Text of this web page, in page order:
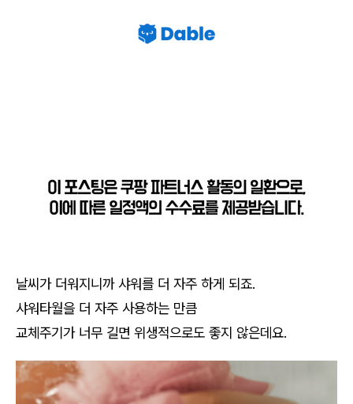
날씨가 더워지니까 샤워를 더 자주 하게 되죠.
샤워타월을 더 자주 사용하는 만큼
교체주기가 너무 길면 위생적으로도 좋지 않은데요.